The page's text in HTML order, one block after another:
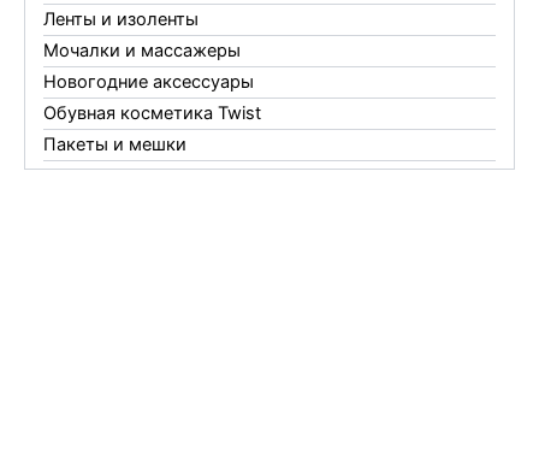
Ленты и изоленты
Мочалки и массажеры
Новогодние аксессуары
Обувная косметика Twist
Пакеты и мешки
Перчатки